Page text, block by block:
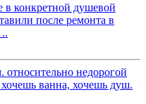
в конкретной душевой
после ремонта в
относительно недорогой
ванна, хочешь душ.